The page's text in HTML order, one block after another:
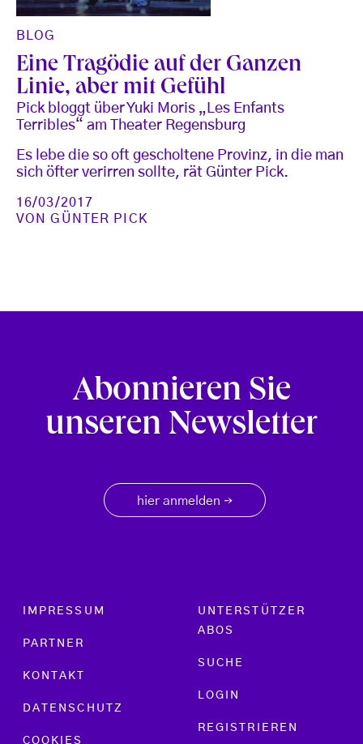
BLOG
Eine Tragödie auf der Ganzen
Linie, aber mit Gefühl
Pick bloggt über Yuki Moris „Les Enfants
Terribles“ am Theater Regensburg
Es lebe die so oft gescholtene Provinz, in die man
sich öfter verirren sollte, rät Günter Pick.
16/03/2017
VONGÜNTER PICK
Abonnieren Sie
unseren Newsletter
hier anmelden →
Footer menu
IMPRESSUM
PARTNER
KONTAKT
DATENSCHUTZ
COOKIES
UNTERSTÜTZER
ABOS
SUCHE
LOGIN
REGISTRIEREN